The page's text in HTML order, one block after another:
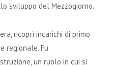
sviluppo del Mezzogiorno.
ricoprì incarichi di primo
regionale. Fu
un ruolo in cui si